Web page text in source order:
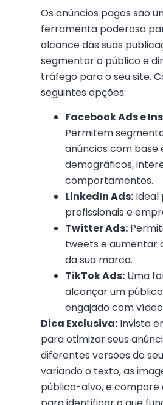
Os anúncios pagos são
ferramenta poderosa
alcance das suas
segmentar o público e
tráfego para o seu site.
seguintes opções:
Facebook Ads e
Permitem
anúncios com base
demográficos,
comportamentos.
LinkedIn Ads: Ideal
profissionais e
Twitter Ads:
tweets e aumentar
da sua marca.
TikTok Ads: Uma
alcançar um
engajado com
Dica Exclusiva: Invista
para otimizar seus
diferentes versões do
variando o texto, as
público-alvo, e compare